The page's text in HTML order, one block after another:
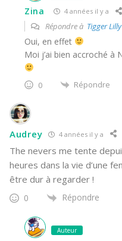
Zina 4 années il y a
Répondre à Tigger Lilly
Oui, en effet
Moi j’ai bien accroché à
0 Répondre
Audrey 4 années il y a
The nevers me tente
heures dans la vie d’une
être dur à regarder !
0 Répondre
Auteur